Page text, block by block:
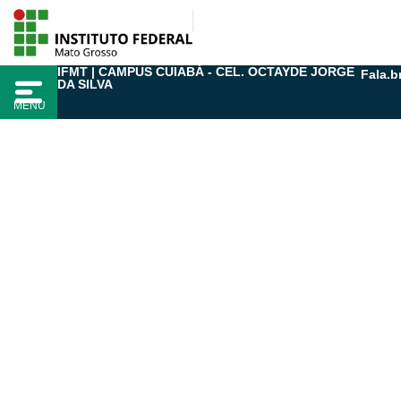
para
conteúdo
MENU
IFMT | CAMPUS CUIABÁ - CEL. OCTAYDE JORGE
DA SILVA